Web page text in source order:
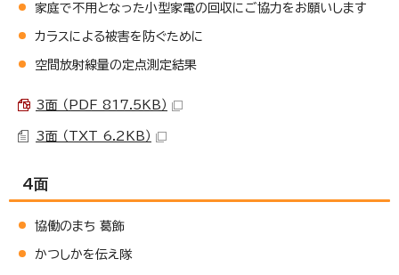
家庭で不用となった小型家電の回収にご協力をお願いします
カラスによる被害を防ぐために
空間放射線量の定点測定結果
3面 （PDF 817.5KB）
3面 （TXT 6.2KB）
4面
協働のまち 葛飾
かつしかを伝え隊